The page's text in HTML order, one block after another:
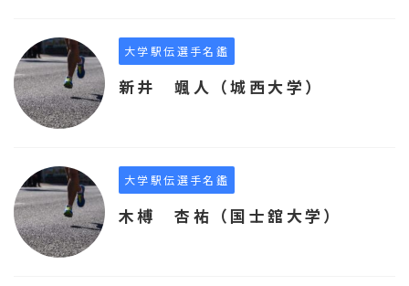
大学駅伝選手名鑑
新井 颯人（城西大学）
大学駅伝選手名鑑
木榑 杏祐（国士舘大学）